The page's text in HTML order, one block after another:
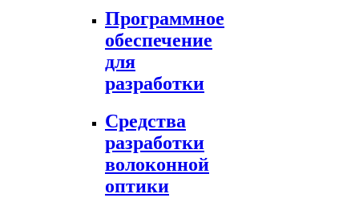
Программное
обеспечение
для
разработки
Средства
разработки
волоконной
оптики